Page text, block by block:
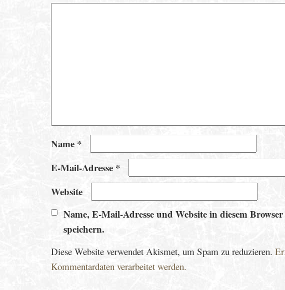
Name *
E-Mail-Adresse *
Website
Name, E-Mail-Adresse und Website in diesem
speichern.
Diese Website verwendet Akismet, um Spam zu reduzieren.
Kommentardaten verarbeitet werden.